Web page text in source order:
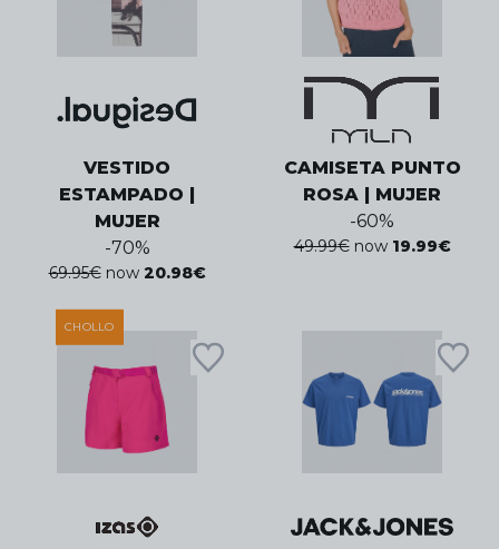
VESTIDO
ESTAMPADO |
MUJER
-70%
69.95€ now 20.98€
CAMISETA PUNTO
ROSA | MUJER
-60%
49.99€ now 19.99€
CHOLLO